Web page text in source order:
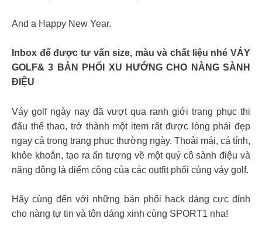
And a Happy New Year.
Inbox để được tư vấn size, màu và chất liệu nhé VÁY
GOLF& 3 BẢN PHỐI XU HƯỚNG CHO NÀNG SÀNH
ĐIỆU
Váy golf ngày nay đã vượt qua ranh giới trang phục thi
đấu thể thao, trở thành một item rất được lòng phái đẹp
ngay cả trong trang phục thường ngày. Thoải mái, cá tính,
khỏe khoắn, tạo ra ấn tượng về một quý cô sành điệu và
năng động là điểm cộng của các outfit phối cùng váy golf.
Hãy cùng đến với những bản phối hack dáng cực đỉnh
cho nàng tự tin và tôn dáng xinh cùng SPORT1 nha!